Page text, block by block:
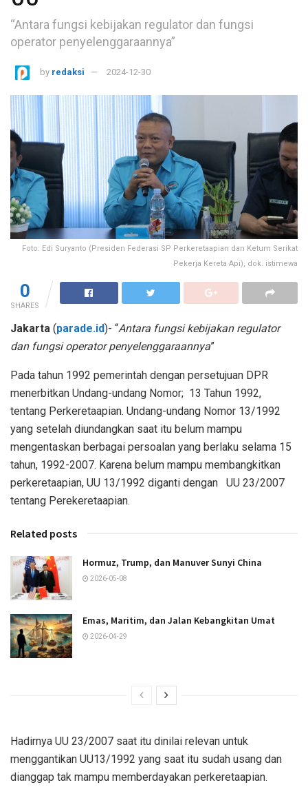
“Antara fungsi kebijakan regulator dan fungsi
operator penyelenggaraannya”
by redaksi 2024-12-30
Foto: Edi Suryanto (Presiden Federasi SP Perkeretaapian dan Ketum Serikat
Pekerja Kereta Api), dok. istimewa
0
SHARES
Jakarta (parade.id)- “Antara fungsi kebijakan regulator
dan fungsi operator penyelenggaraannya”
Pada tahun 1992 pemerintah dengan persetujuan DPR
menerbitkan Undang-undang Nomor; 13 Tahun 1992,
tentang Perkeretaapian. Undang-undang Nomor 13/1992
yang setelah diundangkan saat itu belum mampu
mengentaskan berbagai persoalan yang berlaku selama 15
tahun, 1992-2007. Karena belum mampu membangkitkan
perkeretaapian, UU 13/1992 diganti dengan
UU 23/2007
tentang Perekeretaapian.
Related posts
Hormuz, Trump, dan Manuver Sunyi China
2026-05-08
Emas, Maritim, dan Jalan Kebangkitan Umat
2026-04-29
Hadirnya UU 23/2007 saat itu dinilai relevan untuk
menggantikan UU13/1992 yang saat itu sudah usang dan
dianggap tak mampu memberdayakan perkeretaapian.